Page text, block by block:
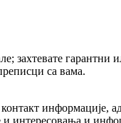
захтевате гарантни
са вама.
информације,
интересовања и